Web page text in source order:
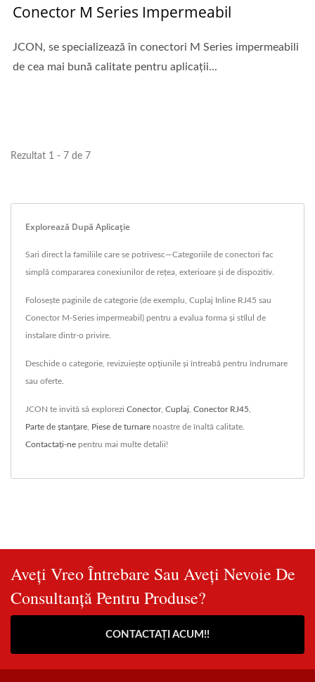
Conector M Series Impermeabil
JCON, se specializează în conectori M Series impermeabili
de cea mai bună calitate pentru aplicații...
Rezultat 1 - 7 de 7
Explorează După Aplicație
Sari direct la familiile care se potrivesc—Categoriile de conectori fac
simplă compararea conexiunilor de rețea, exterioare și de dispozitiv.
Folosește paginile de categorie (de exemplu, Cuplaj Inline RJ45 sau
Conector M-Series impermeabil) pentru a evalua forma și stilul de
instalare dintr-o privire.
Deschide o categorie, revizuiește opțiunile și întreabă pentru îndrumare
sau oferte.
JCON te invită să explorezi Conector, Cuplaj Conector RJ45
Parte de ștanțare Piese de turnare noastre de înaltă calitate.
Contactați-ne pentru mai multe detalii!
Aveți Vreo Întrebare Sau Aveți Nevoie De
Consultanță Pentru Produse?
CONTACTAȚI ACUM!!